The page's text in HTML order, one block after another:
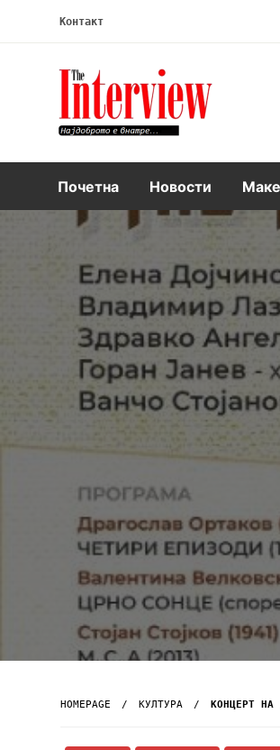
Контакт
Интервју
Почетна Новости
HOMEPAGE КУЛТУРА КОНЦЕРТ НА